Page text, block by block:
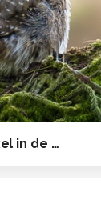
De vuurtoren van Texel in de ochtendzon